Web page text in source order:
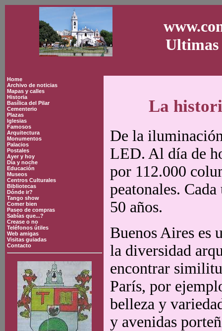
Ultimas
Home
Archivo de noticias
Mapas y calles
Historia
Basílica del Pilar
Cementerio
Plazas
Iglesias
Famosos
Arquitectura
Monumentos
Palacios
Postales
Ayer y hoy
Día y noche
Educación
Museos
Centros Culturales
Bibliotecas
Dónde ir?
Tango show
Comer bien
Paseo de compras
Sabías que...?
Crease o no
Teléfonos útiles
Web amigas
Visitas guiadas
Contacto
La
De la
LED. Al día de
por 112.000
peatonales.
50 años.
Buenos Aires es
la diversidad
encontrar
París, por
belleza y
y avenidas